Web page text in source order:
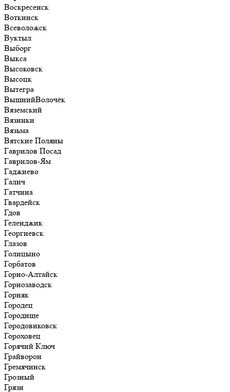
Воскресенск
Воткинск
Всеволожск
Вуктыл
Выборг
Выкса
Высоковск
Высоцк
Вытегра
ВышнийВолочёк
Вяземский
Вязники
Вязьма
Вятские Поляны
Гаврилов Посад
Гаврилов-Ям
Гаджиево
Галич
Гатчина
Гвардейск
Гдов
Геленджик
Георгиевск
Глазов
Голицыно
Горбатов
Горно-Алтайск
Горнозаводск
Горняк
Городец
Городище
Городовиковск
Гороховец
Горячий Ключ
Грайворон
Гремячинск
Грозный
Грязи